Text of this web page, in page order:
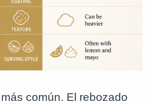
común. El rebozado